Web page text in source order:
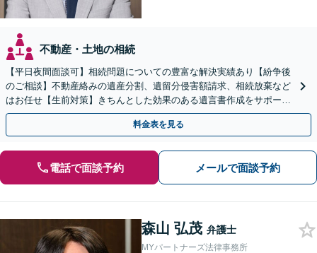
不動産・土地の相続
【平日夜間面談可】相続問題についての豊富な解決実績あり【紛争後
のご相談】不動産絡みの遺産分割、遺留分侵害額請求、相続放棄など
はお任せ【生前対策】きちんとした効果のある遺言書作成をサポート
します【完全個室】【虎ノ門駅、虎ノ門ヒルズ駅3分】
料金表を見る
電話で面談予約 メールで面談予約
森山 弘茂 弁護士
MYパートナーズ法律事務所